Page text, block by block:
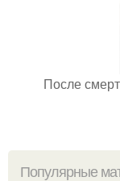
После
Популярные